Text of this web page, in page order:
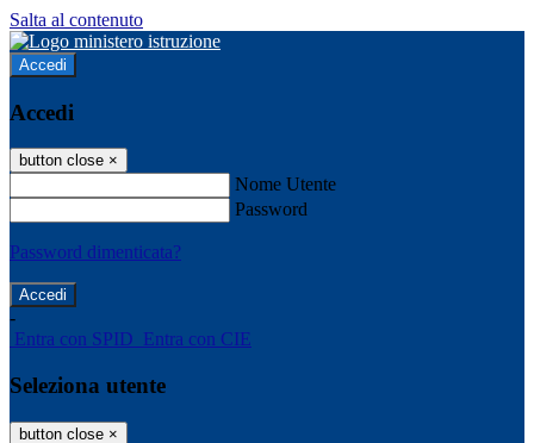
Salta al contenuto
Accedi
Accedi
button close ×
Nome Utente
Password
Password dimenticata?
-
Entra con SPID Entra con CIE
Seleziona utente
button close ×